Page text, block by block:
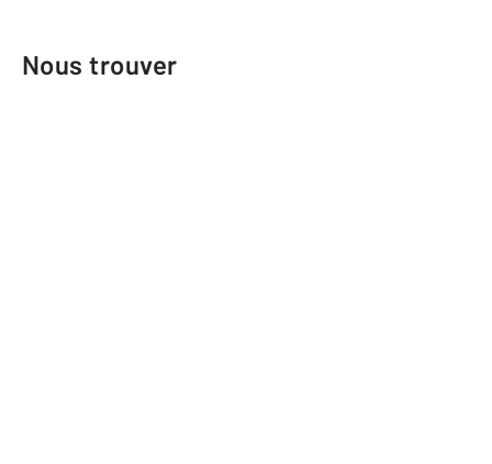
Nous trouver